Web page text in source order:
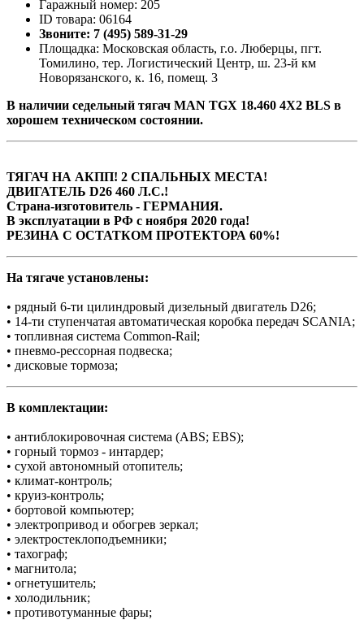
Гаражный номер: 205
ID товара: 06164
Звоните: 7 (495) 589-31-29
Площадка: Московская область, г.о. Люберцы, пгт.
Томилино, тер. Логистический Центр, ш. 23-й км
Новорязанского, к. 16, помещ. 3
В наличии седельный тягач MAN TGX 18.460 4Х2 BLS в
хорошем техническом состоянии.
ТЯГАЧ НА АКПП! 2 СПАЛЬНЫХ МЕСТА!
ДВИГАТЕЛЬ D26 460 Л.С.!
Страна-изготовитель - ГЕРМАНИЯ.
В эксплуатации в РФ с ноября 2020 года!
РЕЗИНА С ОСТАТКОМ ПРОТЕКТОРА 60%!
На тягаче установлены:
• рядный 6-ти цилиндровый дизельный двигатель D26;
• 14-ти ступенчатая автоматическая коробка передач SCANIA;
• топливная система Common-Rail;
• пневмо-рессорная подвеска;
• дисковые тормоза;
В комплектации:
• антиблокировочная система (ABS; EBS);
• горный тормоз - интардер;
• сухой автономный отопитель;
• климат-контроль;
• круиз-контроль;
• бортовой компьютер;
• электропривод и обогрев зеркал;
• электростеклоподъемники;
• тахограф;
• магнитола;
• огнетушитель;
• холодильник;
• противотуманные фары;